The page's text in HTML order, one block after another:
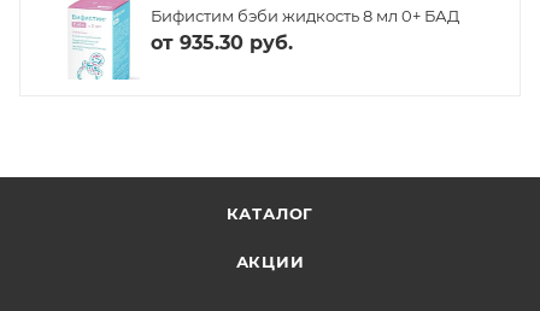
Бифистим бэби жидкость 8 мл 0+ БАД
от 935.30 руб.
КАТАЛОГ
АКЦИИ